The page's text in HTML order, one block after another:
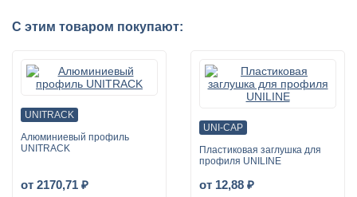
С этим товаром покупают:
UNITRACK
Алюминиевый профиль
UNITRACK
от 2170,71 ₽
UNI-CAP
Пластиковая заглушка для
профиля UNILINE
от 12,88 ₽